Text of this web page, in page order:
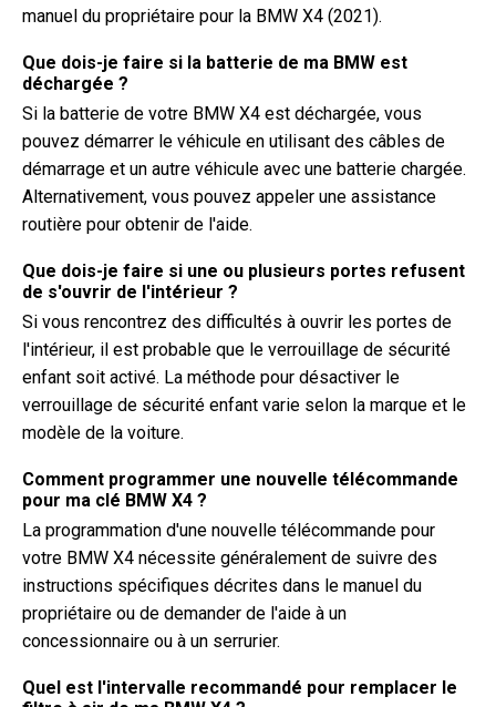
manuel du propriétaire pour la BMW X4 (2021).
Que dois-je faire si la batterie de ma BMW est
déchargée ?
Si la batterie de votre BMW X4 est déchargée, vous
pouvez démarrer le véhicule en utilisant des câbles de
démarrage et un autre véhicule avec une batterie chargée.
Alternativement, vous pouvez appeler une assistance
routière pour obtenir de l'aide.
Que dois-je faire si une ou plusieurs portes refusent
de s'ouvrir de l'intérieur ?
Si vous rencontrez des difficultés à ouvrir les portes de
l'intérieur, il est probable que le verrouillage de sécurité
enfant soit activé. La méthode pour désactiver le
verrouillage de sécurité enfant varie selon la marque et le
modèle de la voiture.
Comment programmer une nouvelle télécommande
pour ma clé BMW X4 ?
La programmation d'une nouvelle télécommande pour
votre BMW X4 nécessite généralement de suivre des
instructions spécifiques décrites dans le manuel du
propriétaire ou de demander de l'aide à un
concessionnaire ou à un serrurier.
Quel est l'intervalle recommandé pour remplacer le